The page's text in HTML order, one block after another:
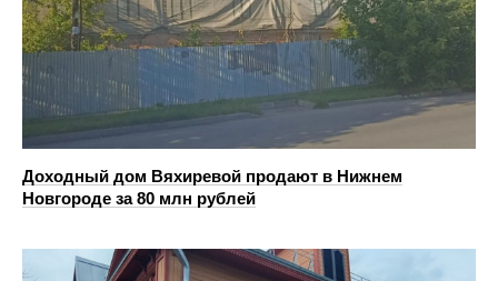
Доходный дом Вяхиревой продают в Нижнем
Новгороде за 80 млн рублей